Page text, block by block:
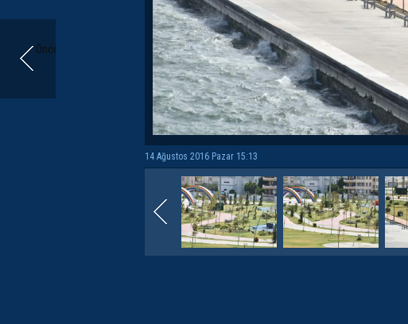
Önceki
14 Ağustos 2016 Pazar 15:13